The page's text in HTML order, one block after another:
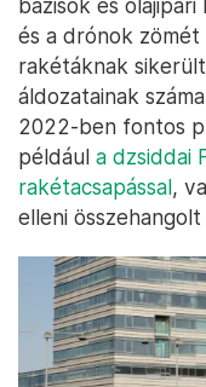
a két
konfliktus
A legfontosabb
nem sikerült
gerillái az elmúlt
segítséggel –
fel. Az északi
csaknem 450
kívül 900
bázisok és
és a drónok